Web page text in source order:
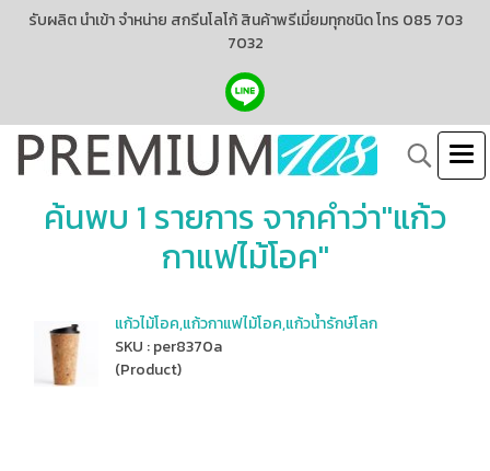
รับผลิต นำเข้า จำหน่าย สกรีนโลโก้ สินค้าพรีเมี่ยมทุกชนิด โทร 085 703
7032
ค้นพบ 1 รายการ จากคำว่า"แก้ว
กาแฟไม้โอค"
แก้วไม้โอค,แก้วกาแฟไม้โอค,แก้วน้ำรักษ์โลก
SKU : per8370a
(Product)